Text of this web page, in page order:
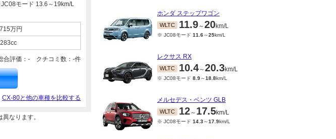
モード 13.6～19km/L
万円
合評価：- クチコミ数：-件
CX-80と他の車種を比較する
なります。
ホンダ ステップワゴン
WLTC 11.9～20km/L
※ JC08モード 11.6～25km/L
レクサス RX
WLTC 10.4～20.3km/L
※ JC08モード 8.9～18.8km/L
メルセデス・ベンツ GLB
WLTC 12～ 17.5km/L
※ JC08モード 14.3～17.9km/L